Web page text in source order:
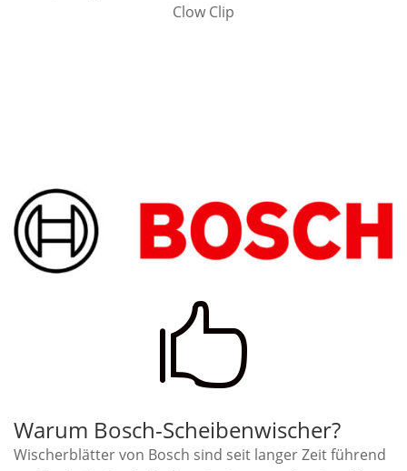
Clow Clip

Warum Bosch-Scheibenwischer?
Wischerblätter von Bosch sind seit langer Zeit führend